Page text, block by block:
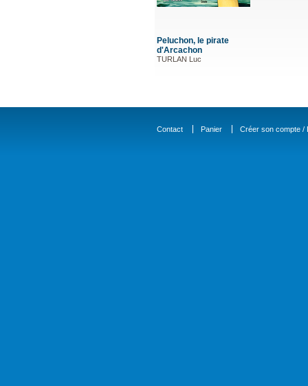
Peluchon, le pirate
d'Arcachon
TURLAN Luc
Contact Panier Créer son compte /